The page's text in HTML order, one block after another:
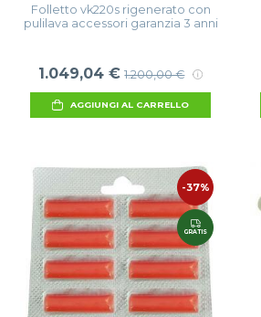
Folletto vk220s rigenerato con
pulilava accessori garanzia 3 anni
1.049,04 € 1.200,00 €
AGGIUNGI AL CARRELLO
-37%
GRATIS